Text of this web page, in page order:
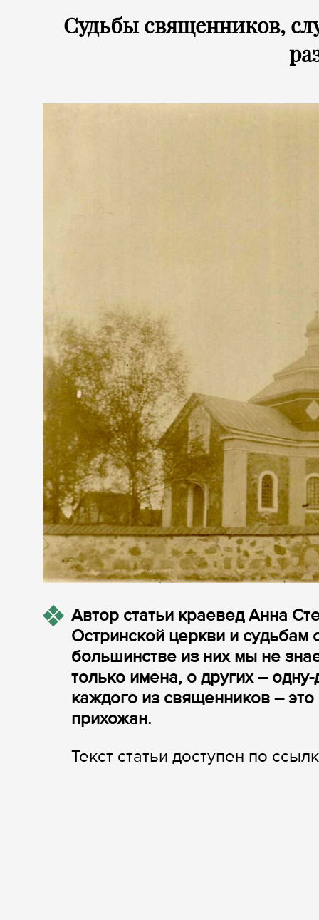
Судьбы священников,
Автор статьи краевед Анна
Остринской церкви и
большинстве из них мы не
только имена, о других –
каждого из священников –
прихожан.
Текст статьи доступен по